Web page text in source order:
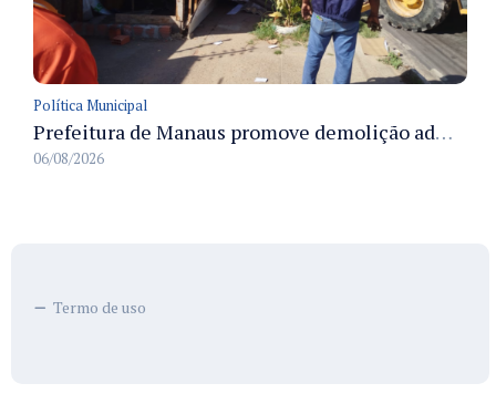
Política Municipal
Prefeitura de Manaus promove demolição administrativa de cinco estruturas que ocupavam calçada pública
06/08/2026
Termo de uso